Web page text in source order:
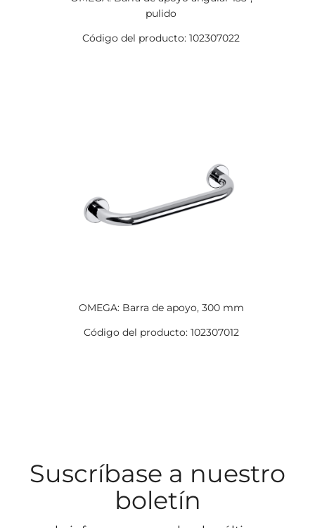
pulido
Código del producto: 102307022
OMEGA: Barra de apoyo, 300 mm
Código del producto: 102307012
Suscríbase a nuestro
boletín